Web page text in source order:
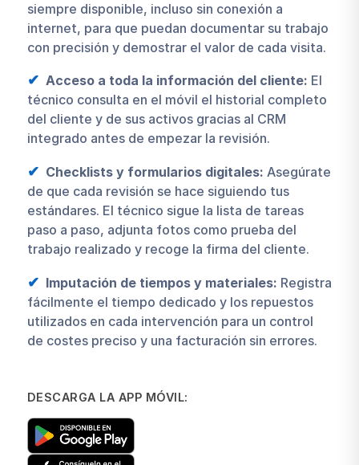
siempre disponible, incluso sin conexión a
internet, para que puedan documentar su trabajo
con precisión y demostrar el valor de cada visita.
Acceso a toda la información del cliente: El
técnico consulta en el móvil el historial completo
del cliente y de sus activos gracias al CRM
integrado antes de empezar la revisión.
Checklists y formularios digitales: Asegúrate
de que cada revisión se hace siguiendo tus
estándares. El técnico sigue la lista de tareas
paso a paso, adjunta fotos como prueba del
trabajo realizado y recoge la firma del cliente.
Imputación de tiempos y materiales: Registra
fácilmente el tiempo dedicado y los repuestos
utilizados en cada intervención para un control
de costes preciso y una facturación sin errores.
DESCARGA LA APP MÓVIL: